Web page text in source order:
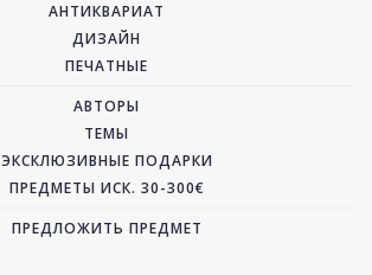
АНТИКВАРИАТ
ДИЗАЙН
ПЕЧАТНЫЕ
АВТОРЫ
ТЕМЫ
ЭКСКЛЮЗИВНЫЕ ПОДАРКИ
ПРЕДМЕТЫ ИСК. 30-300€
ПРЕДЛОЖИТЬ ПРЕДМЕТ